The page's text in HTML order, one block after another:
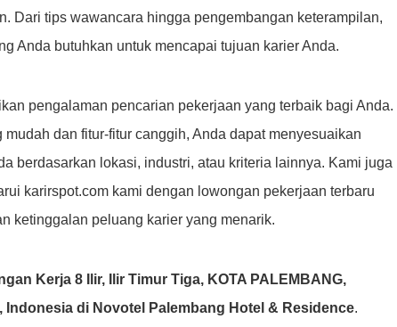
Dari tips wawancara hingga pengembangan keterampilan,
Anda butuhkan untuk mencapai tujuan karier Anda.
pengalaman pencarian pekerjaan yang terbaik bagi Anda.
mudah dan fitur-fitur canggih, Anda dapat menyesuaikan
berdasarkan lokasi, industri, atau kriteria lainnya. Kami juga
karirspot.com kami dengan lowongan pekerjaan terbaru
ketinggalan peluang karier yang menarik.
Kerja 8 Ilir, Ilir Timur Tiga, KOTA PALEMBANG,
Indonesia di Novotel Palembang Hotel & Residence.